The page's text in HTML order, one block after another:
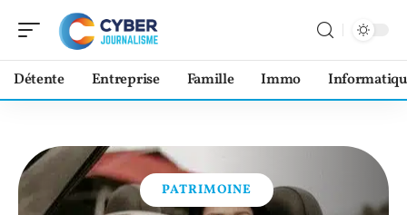
Détente Entreprise Famille Immo
PATRIMOINE